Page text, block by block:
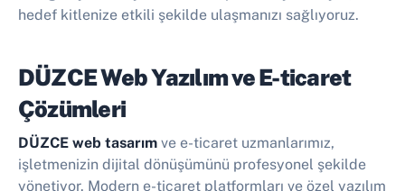
hedef kitlenize etkili şekilde ulaşmanızı sağlıyoruz.
DÜZCE Web Yazılım ve E-ticaret
Çözümleri
DÜZCE web tasarım ve e-ticaret uzmanlarımız,
işletmenizin dijital dönüşümünü profesyonel şekilde
yönetiyor. Modern e-ticaret platformları ve özel yazılım